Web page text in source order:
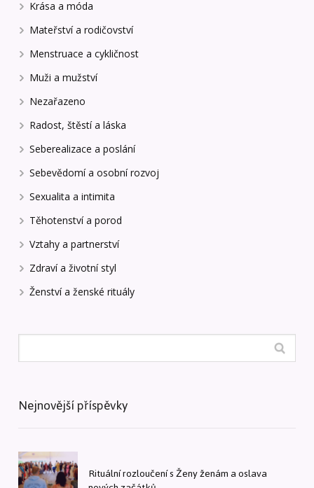
Krása a móda
Mateřství a rodičovství
Menstruace a cykličnost
Muži a mužství
Nezařazeno
Radost, štěstí a láska
Seberealizace a poslání
Sebevědomí a osobní rozvoj
Sexualita a intimita
Těhotenství a porod
Vztahy a partnerství
Zdraví a životní styl
Ženství a ženské rituály
Nejnovější příspěvky
Rituální rozloučení s Ženy ženám a oslava